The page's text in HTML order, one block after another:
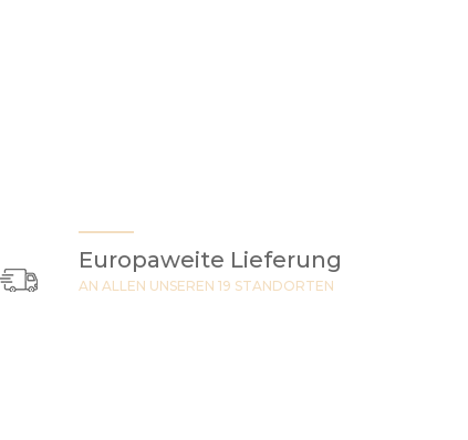
Europaweite Lieferung
AN ALLEN UNSEREN 19 STANDORTEN